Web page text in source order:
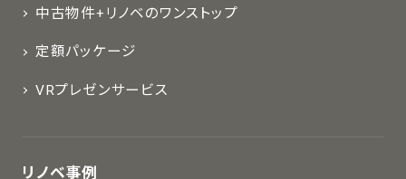
中古物件+リノベのワンストップ
定額パッケージ
VRプレゼンサービス
リノベ事例